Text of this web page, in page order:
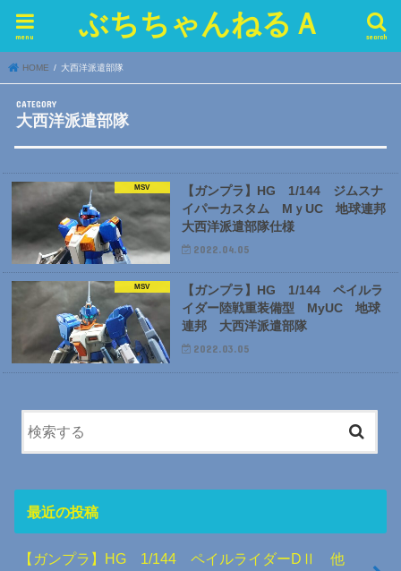
ぶちちゃんねるＡ search
menu
HOME 大西洋派遣部隊
大西洋派遣部隊
MSV
【ガンプラ】HG 1/144 ジムスナ
イパーカスタム MｙUC 地球連邦
大西洋派遣部隊仕様
2022.04.05
MSV
【ガンプラ】HG 1/144 ペイルラ
イダー陸戦重装備型 MyUC 地球
連邦 大西洋派遣部隊
2022.03.05
最近の投稿
【ガンプラ】HG 1/144 ペイルライダーDⅡ 他